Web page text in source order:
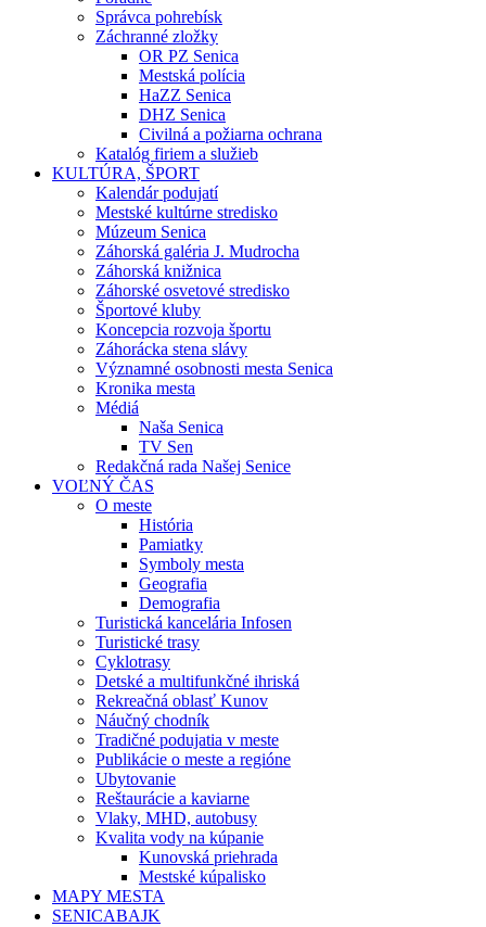
Správca pohrebísk
Záchranné zložky
OR PZ Senica
Mestská polícia
HaZZ Senica
DHZ Senica
Civilná a požiarna ochrana
Katalóg firiem a služieb
KULTÚRA, ŠPORT
Kalendár podujatí
Mestské kultúrne stredisko
Múzeum Senica
Záhorská galéria J. Mudrocha
Záhorská knižnica
Záhorské osvetové stredisko
Športové kluby
Koncepcia rozvoja športu
Záhorácka stena slávy
Významné osobnosti mesta Senica
Kronika mesta
Médiá
Naša Senica
TV Sen
Redakčná rada Našej Senice
VOĽNÝ ČAS
O meste
História
Pamiatky
Symboly mesta
Geografia
Demografia
Turistická kancelária Infosen
Turistické trasy
Cyklotrasy
Detské a multifunkčné ihriská
Rekreačná oblasť Kunov
Náučný chodník
Tradičné podujatia v meste
Publikácie o meste a regióne
Ubytovanie
Reštaurácie a kaviarne
Vlaky, MHD, autobusy
Kvalita vody na kúpanie
Kunovská priehrada
Mestské kúpalisko
MAPY MESTA
SENICABAJK